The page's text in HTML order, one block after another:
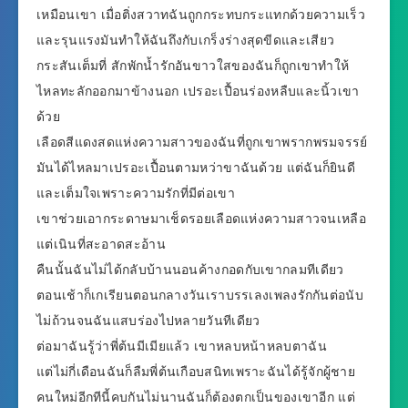
เหมือนเขา เมื่อติ่งสวาทฉันถูกกระทบกระแทกด้วยความเร็ว
และรุนแรงมันทำให้ฉันถึงกับเกร็งร่างสุดขีดและเสียว
กระสันเต็มที่ สักพักน้ำรักอันขาวใสของฉันก็ถูกเขาทำให้
ไหลทะลักออกมาข้างนอก เปรอะเปื้อนร่องหลืบและนิ้วเขา
ด้วย
เลือดสีแดงสดแห่งความสาวของฉันที่ถูกเขาพรากพรมจรรย์
มันได้ไหลมาเปรอะเปื้อนตามหว่าขาฉันด้วย แต่ฉันก็ยินดี
และเต็มใจเพราะความรักที่มีต่อเขา
เขาช่วยเอากระดาษมาเช็ดรอยเลือดแห่งความสาวจนเหลือ
แต่เนินที่สะอาดสะอ้าน
คืนนั้นฉันไม่ได้กลับบ้านนอนค้างกอดกับเขากลมทีเดียว
ตอนเช้าก็เกเรียนตอนกลางวันเราบรรเลงเพลงรักกันต่อนับ
ไม่ถ้วนจนฉันแสบร่องไปหลายวันทีเดียว
ต่อมาฉันรู้ว่าพี่ต้นมีเมียแล้ว เขาหลบหน้าหลบตาฉัน
แต่ไม่กี่เดือนฉันก็ลืมพี่ต้นเกือบสนิทเพราะฉันได้รู้จักผู้ชาย
คนใหม่อีกทีนี้คบกันไม่นานฉันก็ต้องตกเป็นของเขาอีก แต่